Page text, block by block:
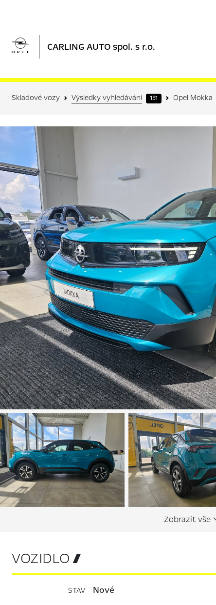
 CARLING AUTO spol. s r.o.
Skladové vozy Výsledky vyhledávání 151 Opel Mokka
VOZIDLO 
STAV nové